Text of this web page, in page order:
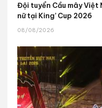
Đội tuyển Cầu mây Việt
nữ tại King’ Cup 2026
08/08/2026